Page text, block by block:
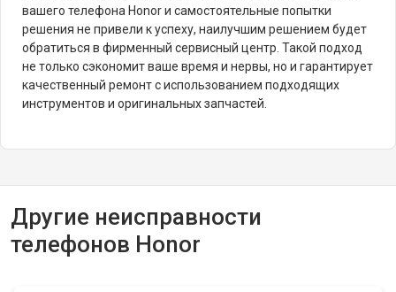
вашего телефона Honor и самостоятельные попытки
решения не привели к успеху, наилучшим решением будет
обратиться в фирменный сервисный центр. Такой подход
не только сэкономит ваше время и нервы, но и гарантирует
качественный ремонт с использованием подходящих
инструментов и оригинальных запчастей.
Другие неисправности
телефонов Honor